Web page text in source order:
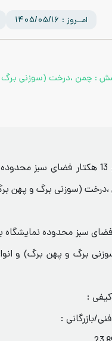
امــروز : 1405/05/16
بین المللی شامل پوشش : چمن ،درخت
، انجام خدمات نگهداری 13 هکتار فضای سبز
(سوزنی برگ و پهن
نگهداری 13 هکتار فضای سبز محدوده
برگ و پهن برگ) و
کیفی :
بازرگانی :